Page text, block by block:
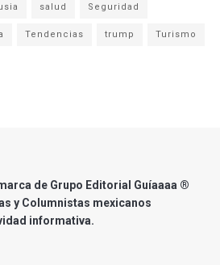
salud Seguridad
Tendencias trump Turismo
de Grupo Editorial Guíaaaa ®
y Columnistas mexicanos
informativa.